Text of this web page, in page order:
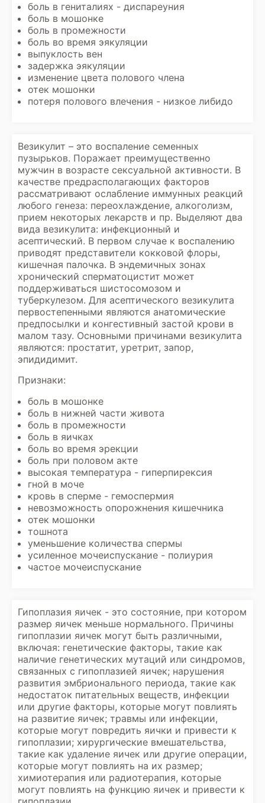
боль в гениталиях - диспареуния
боль в мошонке
боль в промежности
боль во время эякуляции
выпуклость вен
задержка эякуляции
изменение цвета полового члена
отек мошонки
потеря полового влечения - низкое либидо
Везикулит – это воспаление семенных
пузырьков. Поражает преимущественно
мужчин в возрасте сексуальной активности. В
качестве предрасполагающих факторов
рассматривают ослабление иммунных реакций
любого генеза: переохлаждение, алкоголизм,
прием некоторых лекарств и пр. Выделяют два
вида везикулита: инфекционный и
асептический. В первом случае к воспалению
приводят представители кокковой флоры,
кишечная палочка. В эндемичных зонах
хронический сперматоцистит может
поддерживаться шистосомозом и
туберкулезом. Для асептического везикулита
первостепенными являются анатомические
предпосылки и конгестивный застой крови в
малом тазу. Основными причинами везикулита
являются: простатит, уретрит, запор,
эпидидимит.
Признаки:
боль в мошонке
боль в нижней части живота
боль в промежности
боль в яичках
боль во время эрекции
боль при половом акте
высокая температура - гиперпирексия
гной в моче
кровь в сперме - гемоспермия
невозможность опорожнения кишечника
отек мошонки
тошнота
уменьшение количества спермы
усиленное мочеиспускание - полиурия
частое мочеиспускание
Гипоплазия яичек - это состояние, при котором
размер яичек меньше нормального. Причины
гипоплазии яичек могут быть различными,
включая: генетические факторы, такие как
наличие генетических мутаций или синдромов,
связанных с гипоплазией яичек; нарушения
развития эмбрионального периода, такие как
недостаток питательных веществ, инфекции
или другие факторы, которые могут повлиять
на развитие яичек; травмы или инфекции,
которые могут повредить яички и привести к
гипоплазии; хирургические вмешательства,
такие как удаление яичек или другие операции,
которые могут повлиять на их размер;
химиотерапия или радиотерапия, которые
могут повлиять на функцию яичек и привести к